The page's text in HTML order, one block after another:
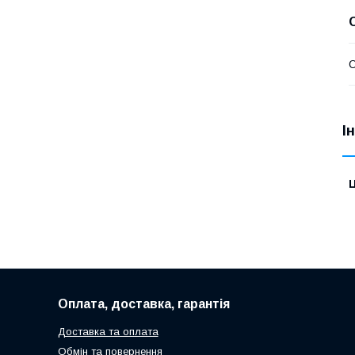
Оплата, доставка, гарантія
Доставка та оплата
Обмін та повернення